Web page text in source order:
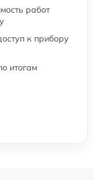
работ
к прибору
итогам